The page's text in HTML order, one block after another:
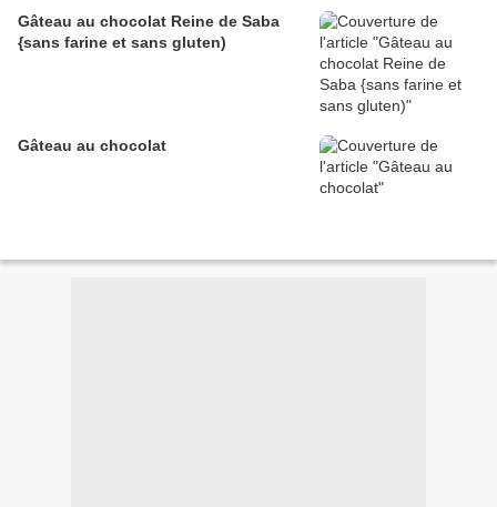
Gâteau au chocolat Reine de Saba
{sans farine et sans gluten)
Gâteau au chocolat